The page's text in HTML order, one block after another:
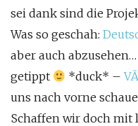
sei dank sind die
Was so geschah:
aber auch
getippt
*duck* –
uns nach vorne
Schaffen wir doch mit